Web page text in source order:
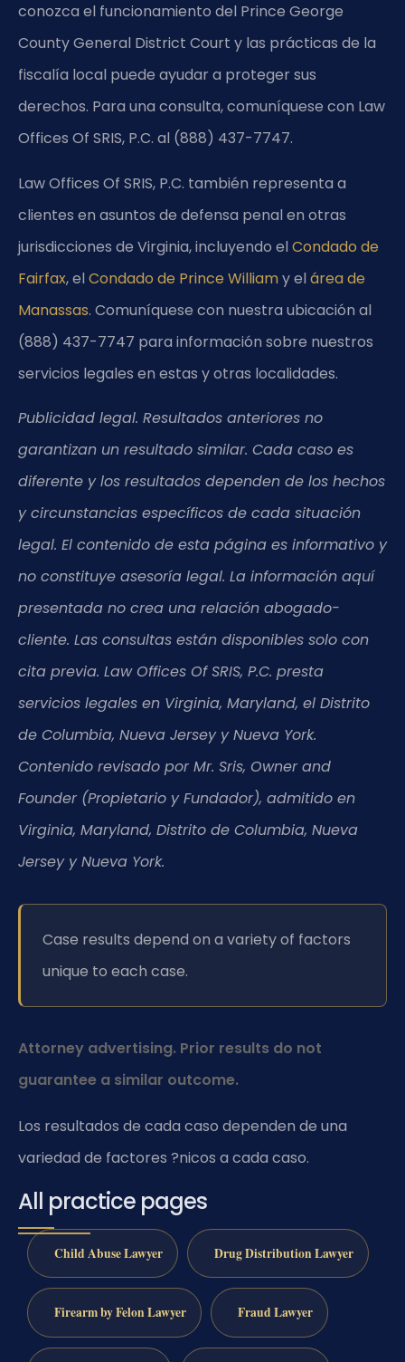
conozca el funcionamiento del Prince George
County General District Court y las prácticas de la
fiscalía local puede ayudar a proteger sus
derechos. Para una consulta, comuníquese con Law
Offices Of SRIS, P.C. al (888) 437-7747.
Law Offices Of SRIS, P.C. también representa a
clientes en asuntos de defensa penal en otras
jurisdicciones de Virginia, incluyendo el Condado de
Fairfax, el Condado de Prince Williamy el área de
Manassas. Comuníquese con nuestra ubicación al
(888) 437-7747 para información sobre nuestros
servicios legales en estas y otras localidades.
Publicidad legal. Resultados anteriores no
garantizan un resultado similar. Cada caso es
diferente y los resultados dependen de los hechos
y circunstancias específicos de cada situación
legal. El contenido de esta página es informativo y
no constituye asesoría legal. La información aquí
presentada no crea una relación abogado-
cliente. Las consultas están disponibles solo con
cita previa. Law Offices Of SRIS, P.C. presta
servicios legales en Virginia, Maryland, el Distrito
de Columbia, Nueva Jersey y Nueva York.
Contenido revisado por Mr. Sris, Owner and
Founder (Propietario y Fundador), admitido en
Virginia, Maryland, Distrito de Columbia, Nueva
Jersey y Nueva York.
Case results depend on a variety of factors
unique to each case.
Attorney advertising. Prior results do not
guarantee a similar outcome.
Los resultados de cada caso dependen de una
variedad de factores ?nicos a cada caso.
All practice pages
Child Abuse Lawyer Drug Distribution Lawyer
Firearm by Felon Lawyer Fraud Lawyer